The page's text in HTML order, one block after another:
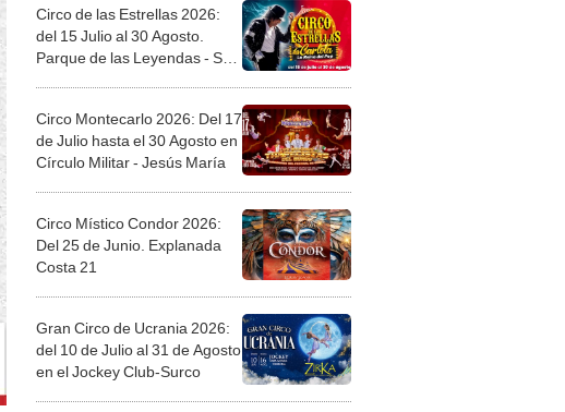
Circo de las Estrellas 2026:
del 15 Julio al 30 Agosto.
Parque de las Leyendas - San
Circo Montecarlo 2026: Del 17
de Julio hasta el 30 Agosto en
Círculo Militar - Jesús María
Circo Místico Condor 2026:
Del 25 de Junio. Explanada
Costa 21
Gran Circo de Ucrania 2026:
del 10 de Julio al 31 de Agosto
en el Jockey Club-Surco